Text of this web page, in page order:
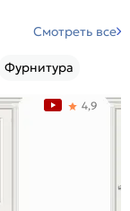
Смотреть все
Фурнитура
4,9